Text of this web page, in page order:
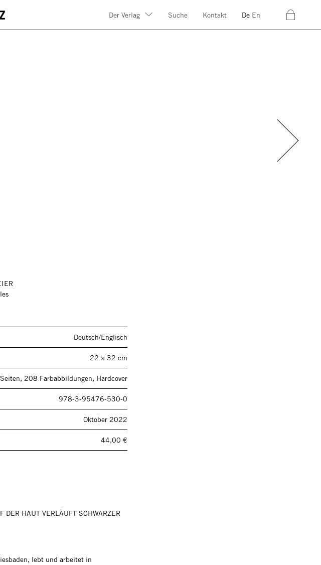
Der Verlag Suche Kontakt De En c
Deutsch/Englisch
22 × 32 cm
208 Farbabbildungen, Hardcover
978-3-95476-530-0
Oktober 2022
44,00 €
HAUT VERLÄUFT SCHWARZER
lebt und arbeitet in